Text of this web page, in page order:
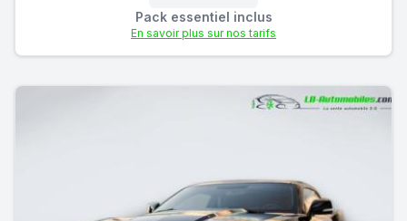
Pack essentiel inclus
En savoir plus sur nos tarifs